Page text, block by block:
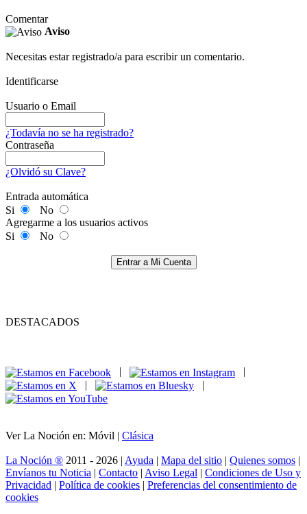
Comentar
Aviso
Necesitas estar registrado/a para escribir un comentario.
Identificarse
Usuario o Email
¿Todavía no se ha registrado?
Contraseña
¿Olvidó su Clave?
Entrada automática
Si
No
Agregarme a los usuarios activos
Si
No
Entrar a Mi Cuenta
DESTACADOS
|
|
Ver La Noción en: Móvil | Clásica
La Noción ® 2011 - 2026 | Ayuda | Mapa del sitio | Quienes somos |
Envíanos tu Noticia | Contacto | Aviso Legal | Condiciones de Uso y
Privacidad | Política de cookies | Preferencias del consentimiento de
cookies